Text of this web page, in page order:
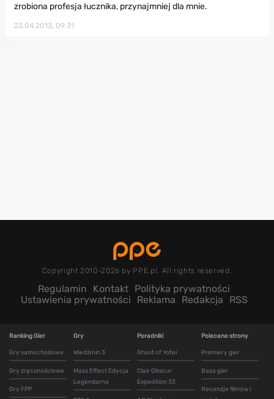
zrobiona profesja łucznika, przynajmniej dla mnie.
23.04.2013, 09:31
Copyright 2010-2026 by PPE.pl. All rights reserved.
Regulamin Kontakt Polityka prywatności
Ustawienia prywatności
Reklama Redakcja RSS
Ranking Gier
Gry samochodowe
Gry zręcznościowe
Gry FPP
Gry
Wiedźmin 3
Mass Effect Edycja
Legendarna
Poradniki
Ghost of Yotei
Clair Obscur
Expedition 33
Polecane strony
Premiery gier
Baza gier
Recenzje filmów i